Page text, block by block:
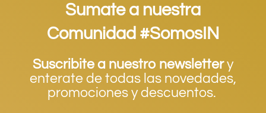
Sumate a nuestra
Comunidad #SomosIN
Suscribite a nuestro newslettery
enterate de todas las novedades,
promociones y descuentos.